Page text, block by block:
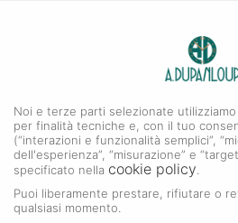
Noi e terze parti selezionate
per finalità tecniche e, con il tuo
(“interazioni e funzionalità semplici”,
dell'esperienza”, “misurazione” e
specificato nella cookie policy
Puoi liberamente prestare, rifiutare o
qualsiasi momento.